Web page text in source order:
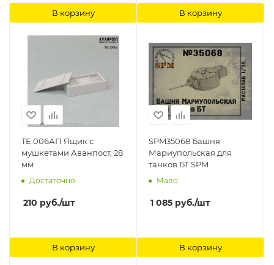
В корзину В корзину
TE.006АП Ящик с
мушкетами Аванпост, 28
мм
Достаточно
210 руб./шт
В корзину
SPM35068 Башня
Мариупольская для
танков БТ SPM
Мало
1 085 руб./шт
В корзину